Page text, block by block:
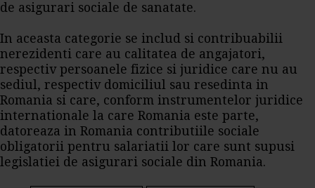
de asigurari sociale de sanatate.
In aceasta categorie se includ si contribuabilii
nerezidenti care au calitatea de angajatori,
respectiv persoanele fizice si juridice care nu au
sediul, respectiv domiciliul sau resedinta in
Romania si care, conform instrumentelor juridice
internationale la care Romania este parte,
datoreaza in Romania contributiile sociale
obligatorii pentru salariatii lor care sunt supusi
legislatiei de asigurari sociale din Romania.